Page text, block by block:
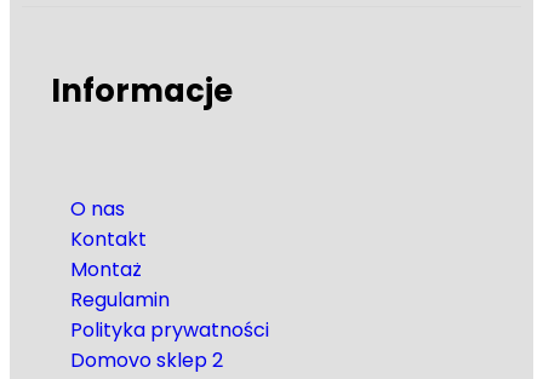
Informacje
O nas
Kontakt
Montaż
Regulamin
Polityka prywatności
Domovo sklep 2